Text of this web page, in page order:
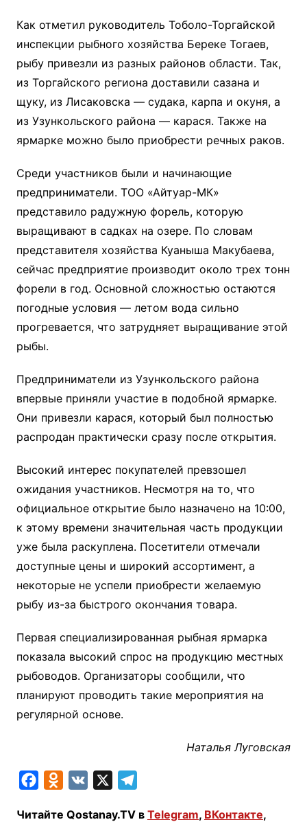
Как отметил руководитель Тоболо-Торгайской
инспекции рыбного хозяйства Береке Тогаев,
рыбу привезли из разных районов области. Так,
из Торгайского региона доставили сазана и
щуку, из Лисаковска — судака, карпа и окуня, а
из Узункольского района — карася. Также на
ярмарке можно было приобрести речных раков.
Среди участников были и начинающие
предприниматели. ТОО «Айтуар-МК»
представило радужную форель, которую
выращивают в садках на озере. По словам
представителя хозяйства Куаныша Макубаева,
сейчас предприятие производит около трех тонн
форели в год. Основной сложностью остаются
погодные условия — летом вода сильно
прогревается, что затрудняет выращивание этой
рыбы.
Предприниматели из Узункольского района
впервые приняли участие в подобной ярмарке.
Они привезли карася, который был полностью
распродан практически сразу после открытия.
Высокий интерес покупателей превзошел
ожидания участников. Несмотря на то, что
официальное открытие было назначено на 10:00,
к этому времени значительная часть продукции
уже была раскуплена. Посетители отмечали
доступные цены и широкий ассортимент, а
некоторые не успели приобрести желаемую
рыбу из-за быстрого окончания товара.
Первая специализированная рыбная ярмарка
показала высокий спрос на продукцию местных
рыбоводов. Организаторы сообщили, что
планируют проводить такие мероприятия на
регулярной основе.
Наталья Луговская
c
n
l
Читайте Qostanay.TV в Telegram, ВКонтакте,